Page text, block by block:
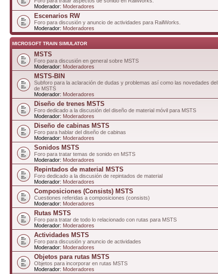
Moderador: Moderadores
Escenarios RW
Foro para discusión y anuncio de actividades para RailWorks.
Moderador: Moderadores
MICROSOFT TRAIN SIMULATOR
MSTS
Foro para discusión en general sobre MSTS
Moderador: Moderadores
MSTS-BIN
Subforo para la aclaración de dudas y problemas así como las novedades
de MSTS
Moderador: Moderadores
Diseño de trenes MSTS
Foro dedicado a la discusión del diseño de material móvil para MSTS
Moderador: Moderadores
Diseño de cabinas MSTS
Foro para hablar del diseño de cabinas
Moderador: Moderadores
Sonidos MSTS
Foro para tratar temas de sonido en MSTS
Moderador: Moderadores
Repintados de material MSTS
Foro dedicado a la discusión de repintados de material
Moderador: Moderadores
Composiciones (Consists) MSTS
Cuestiones referidas a composiciones (consists)
Moderador: Moderadores
Rutas MSTS
Foro para tratar de todo lo relacionado con rutas para MSTS
Moderador: Moderadores
Actividades MSTS
Foro para discusión y anuncio de actividades
Moderador: Moderadores
Objetos para rutas MSTS
Objetos para incorporar en rutas MSTS
Moderador: Moderadores